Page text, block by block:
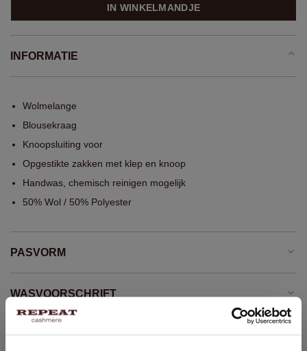
IN WINKELMANDJE
INFORMATIE
Wolmelange
Blousekraag
Knoopsluiting voor
Opgestikte zakken met klep en knoop
Handwas, chemisch reinigen mogelijk
50% Wol / 50% Polyester
PASVORM
WASVOORSCHRIFT
VERZENDEN & RETOURNEREN